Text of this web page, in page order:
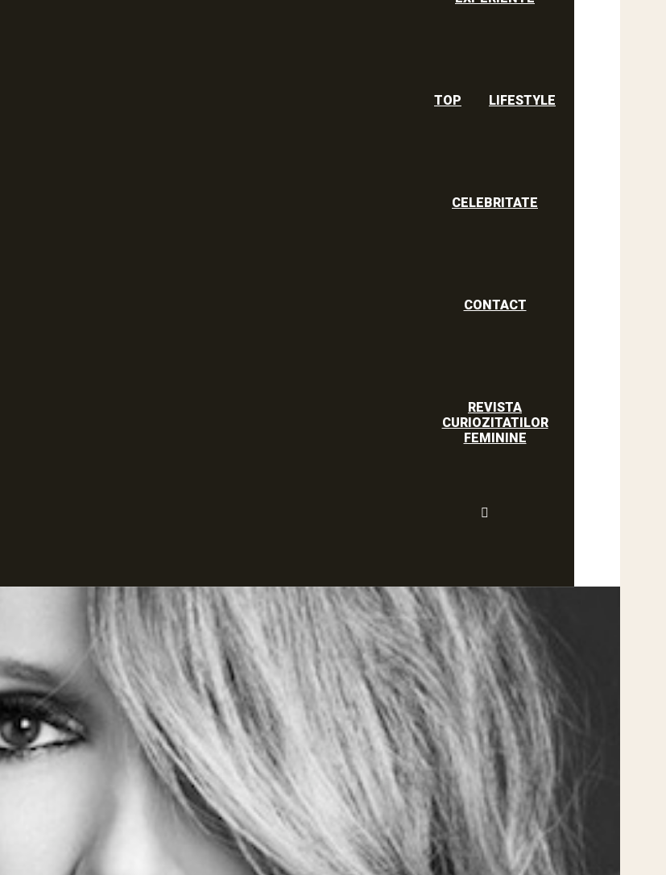
TOP LIFESTYLE
CELEBRITATE
CONTACT
REVISTA
CURIOZITATILOR
FEMININE